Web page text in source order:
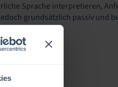
Sprache interpretieren,
grundsätzlich passiv und